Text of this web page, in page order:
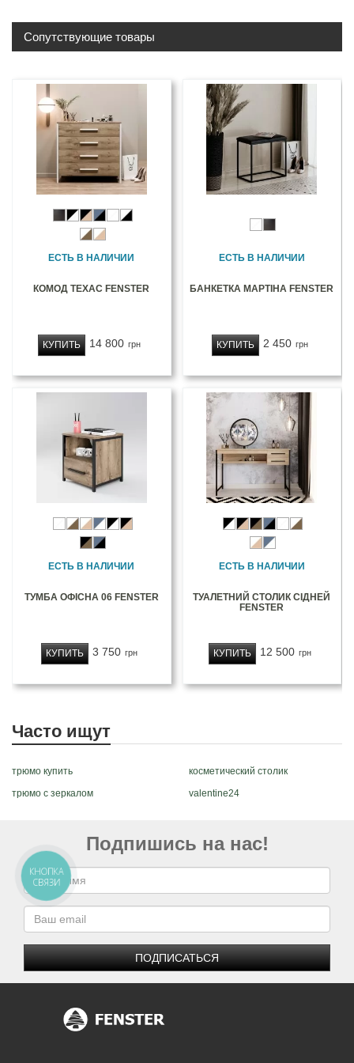
Сопутствующие товары
ЕСТЬ В НАЛИЧИИ
КОМОД ТЕХАС FENSTER
14 800 грн
КУПИТЬ
ЕСТЬ В НАЛИЧИИ
БАНКЕТКА МАРТІНА FENSTER
2 450 грн
КУПИТЬ
ЕСТЬ В НАЛИЧИИ
ТУМБА ОФІСНА 06 FENSTER
3 750 грн
КУПИТЬ
ЕСТЬ В НАЛИЧИИ
ТУАЛЕТНИЙ СТОЛИК СІДНЕЙ
FENSTER
12 500 грн
КУПИТЬ
Часто ищут
трюмо купить
косметический столик
трюмо с зеркалом
valentine24
Подпишись на нас!
ПОДПИСАТЬСЯ
КНОПКА
СВЯЗИ